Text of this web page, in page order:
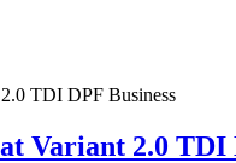
Variant 2.0 TDI